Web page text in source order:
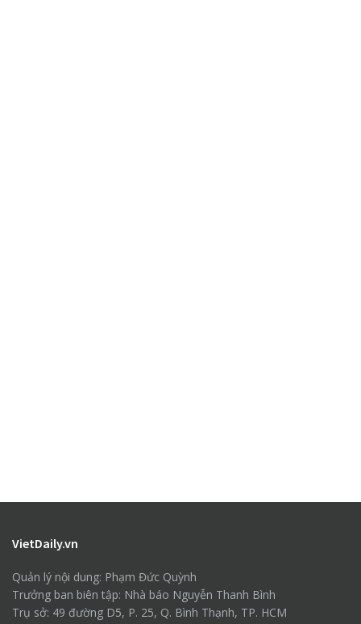
VietDaily.vn
Quản lý nội dung: Phạm Đức Quỳnh
Trưởng ban biên tập: Nhà báo Nguyễn Thanh Bình
Trụ sở: 49 đường D5, P. 25, Q. Bình Thạnh, TP. HCM